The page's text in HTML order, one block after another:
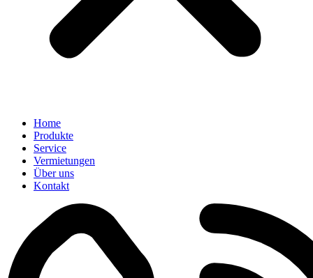
Home
Produkte
Service
Vermietungen
Über uns
Kontakt